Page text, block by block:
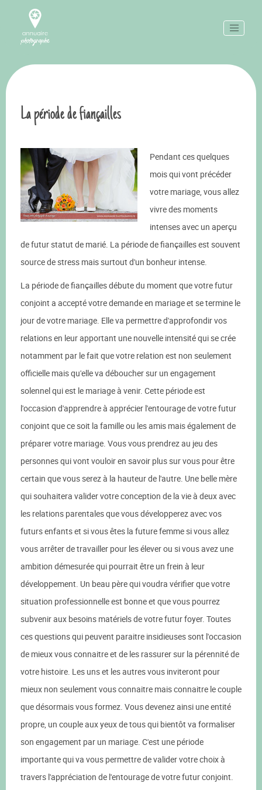
La période de fiançailles
Pendant ces quelques
mois qui vont précéder
votre mariage, vous allez
vivre des moments
intenses avec un aperçu
de futur statut de marié. La période de fiançailles est souvent
source de stress mais surtout d'un bonheur intense.
La période de fiançailles débute du moment que votre futur
conjoint a accepté votre demande en mariage et se termine le
jour de votre mariage. Elle va permettre d'approfondir vos
relations en leur apportant une nouvelle intensité qui se crée
notamment par le fait que votre relation est non seulement
officielle mais qu'elle va déboucher sur un engagement
solennel qui est le mariage à venir. Cette période est
l'occasion d'apprendre à apprécier l'entourage de votre futur
conjoint que ce soit la famille ou les amis mais également de
préparer votre mariage. Vous vous prendrez au jeu des
personnes qui vont vouloir en savoir plus sur vous pour être
certain que vous serez à la hauteur de l'autre. Une belle mère
qui souhaitera valider votre conception de la vie à deux avec
les relations parentales que vous développerez avec vos
futurs enfants et si vous êtes la future femme si vous allez
vous arrêter de travailler pour les élever ou si vous avez une
ambition démesurée qui pourrait être un frein à leur
développement. Un beau père qui voudra vérifier que votre
situation professionnelle est bonne et que vous pourrez
subvenir aux besoins matériels de votre futur foyer. Toutes
ces questions qui peuvent paraitre insidieuses sont l'occasion
de mieux vous connaitre et de les rassurer sur la pérennité de
votre histoire. Les uns et les autres vous inviteront pour
mieux non seulement vous connaitre mais connaitre le couple
que désormais vous formez. Vous devenez ainsi une entité
propre, un couple aux yeux de tous qui bientôt va formaliser
son engagement par un mariage. C'est une période
importante qui va vous permettre de valider votre choix à
travers l'appréciation de l'entourage de votre futur conjoint.